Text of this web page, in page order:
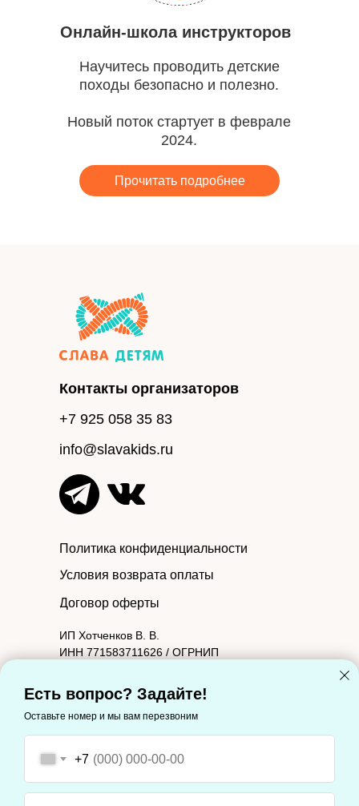
Есть вопрос? Задайте!
Оставьте номер и мы вам перезвоним
+7
Онлайн-школа инструкторов
Прочитать подробнее
Научитесь проводить детские
походы безопасно и полезно.
Новый поток стартует в феврале
2024.
info@slavakids.ru
Контакты организаторов
+7 925 058 35 83
ИП Хотченков В. В.
ИНН 771583711626 / ОГРНИП
Юридический адрес: 127221, Москва г,
Молодцова ул, дом 2, корпус 1, квартира 88
Фактический адрес: 127221, Москва г,
Молодцова ул, дом 2, корпус 1, квартира 88
Политика конфиденциальности
Условия возврата оплаты
Договор оферты